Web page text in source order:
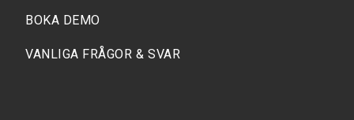
BOKA DEMO
VANLIGA FRÅGOR & SVAR